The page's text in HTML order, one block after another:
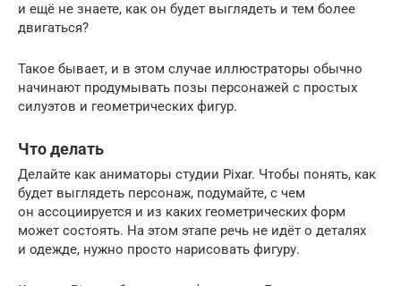
и ещё не знаете, как он будет выглядеть и тем более
двигаться?
Такое бывает, и в этом случае иллюстраторы обычно
начинают продумывать позы персонажей с простых
силуэтов и геометрических фигур.
Что делать
Делайте как аниматоры студии Pixar. Чтобы понять, как
будет выглядеть персонаж, подумайте, с чем
он ассоциируется и из каких геометрических форм
может состоять. На этом этапе речь не идёт о деталях
и одежде, нужно просто нарисовать фигуру.